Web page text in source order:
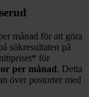
månad för att göra
sökresultaten på
* för
per månad. Detta
över postorter med